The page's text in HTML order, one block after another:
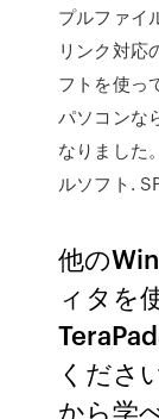
プルファイ
リンク対応
フトを使っ
パソコンな
なりました
ルソフト.
他の
ィタを
くださ
から学